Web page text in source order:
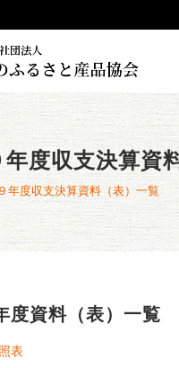
年度収支決算資
年度収支決算資料（表）一覧
度資料（表）一覧
表